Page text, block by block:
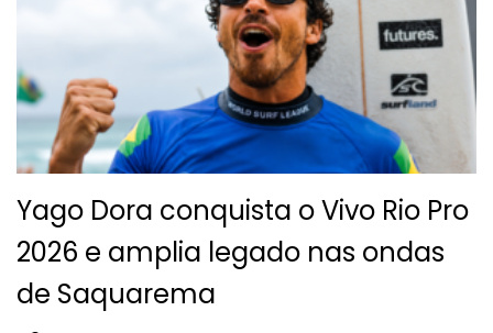
Yago Dora conquista o Vivo Rio Pro
2026 e amplia legado nas ondas
de Saquarema